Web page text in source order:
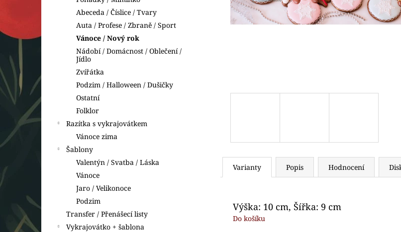
Abeceda / Číslice / Tvary
Auta / Profese / Zbraně / Sport
Vánoce / Nový rok
Nádobí / Domácnost / Oblečení /
Jídlo
Zvířátka
Podzim / Halloween / Dušičky
Ostatní
Folklor
Razítka s vykrajovátkem
Vánoce zima
Šablony
Valentýn / Svatba / Láska
Vánoce
Jaro / Velikonoce
Podzim
Transfer / Přenášecí listy
Vykrajovátko + šablona
Varianty Popis Hodnocení
Výška: 10 cm, Šířka: 9 cm
Do košíku
BETLÉM
49 Kč
VYKRAJOVÁTKA DINOSAUŘI
74 Kč
71